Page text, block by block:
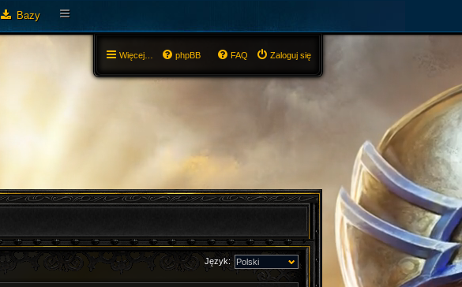
Bazy
Więcej… Zaloguj się
FAQ
phpBB
Język: